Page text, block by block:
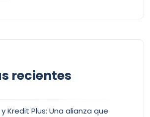
recientes
Kredit Plus: Una alianza que